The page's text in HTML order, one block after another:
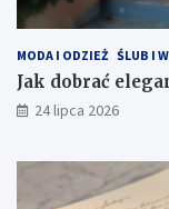
MODA I ODZIEŻ ŚLUB I
Jak dobrać
24 lipca 2026